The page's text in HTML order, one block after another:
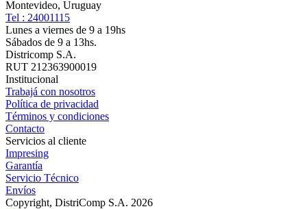
Montevideo, Uruguay
Tel : 24001115
Lunes a viernes de 9 a 19hs
Sábados de 9 a 13hs.
Districomp S.A.
RUT 212363900019
Institucional
Trabajá con nosotros
Política de privacidad
Términos y condiciones
Contacto
Servicios al cliente
Impresing
Garantía
Servicio Técnico
Envíos
Copyright, DistriComp S.A. 2026